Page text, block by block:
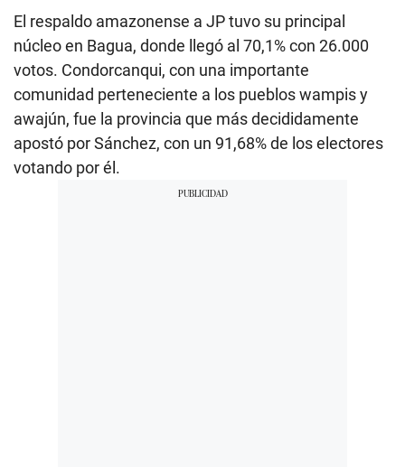
El respaldo amazonense a JP tuvo su principal
núcleo en Bagua, donde llegó al 70,1% con 26.000
votos. Condorcanqui, con una importante
comunidad perteneciente a los pueblos wampis y
awajún, fue la provincia que más decididamente
apostó por Sánchez, con un 91,68% de los electores
votando por él.